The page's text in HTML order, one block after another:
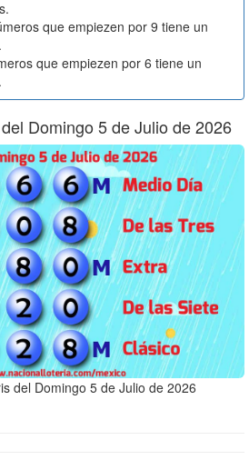
que empiezen por 9 tiene un
que empiezen por 6 tiene un
Domingo 5 de Julio de 2026
del Domingo 5 de Julio de 2026